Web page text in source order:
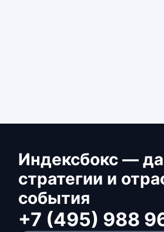
Индексбокс —
стратегии и
события
+7 (495) 988